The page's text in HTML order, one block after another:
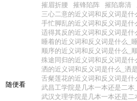
随便看
摧眉折腰
摧锋陷阵 摧陷廓清
三心二意的近义词和反义词是什
手忙脚乱的近义词和反义词是什
适得其反的近义词和反义词是什
睡着的近义词和反义词是什么_
顺序的近义词和反义词是什么_
殊途同归的近义词和反义词是什
洒的近义词和反义词是什么_洒
舌粲莲花的近义词和反义词是什
武昌工学院是几本一本还是二本
武汉文理学院是几本一本还是二